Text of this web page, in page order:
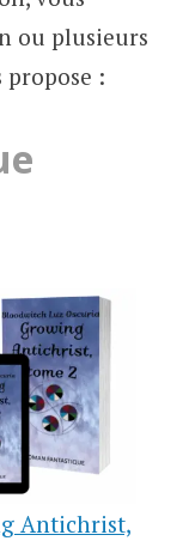
ou plusieurs
propose :
Antichrist,